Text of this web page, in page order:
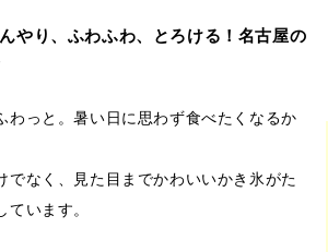
やり、ふわふわ、とろける！名古屋の
わっと。暑い日に思わず食べたくなるか
でなく、見た目までかわいいかき氷がた
ています。